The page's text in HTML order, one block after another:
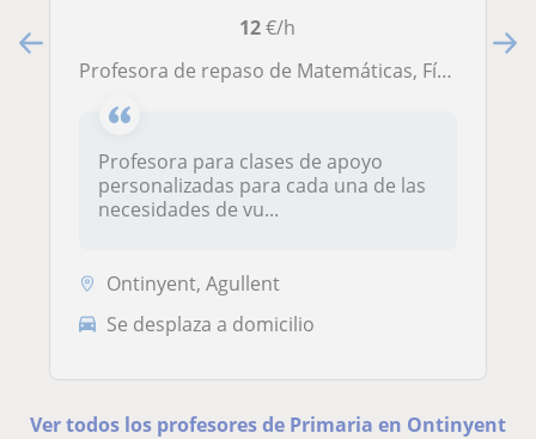
12€/h
Profesora de repaso de Matemáticas, Física (para ESO y primero de bachiller) y Química para todo tipo de cursos
Profesora para clases de apoyo
personalizadas para cada una de las
necesidades de vu...
Ontinyent, Agullent
Se desplaza a domicilio
Ver todos los profesores de Primaria en Ontinyent